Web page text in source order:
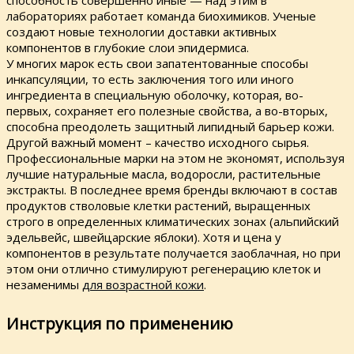
лабораториях работает команда биохимиков. Ученые
создают новые технологии доставки активных
компонентов в глубокие слои эпидермиса.
У многих марок есть свои запатентованные способы
инкапсуляции, то есть заключения того или иного
ингредиента в специальную оболочку, которая, во-
первых, сохраняет его полезные свойства, а во-вторых,
способна преодолеть защитный липидный барьер кожи.
Другой важный момент – качество исходного сырья.
Профессиональные марки на этом не экономят, используя
лучшие натуральные масла, водоросли, растительные
экстракты. В последнее время бренды включают в состав
продуктов стволовые клетки растений, выращенных
строго в определенных климатических зонах (альпийский
эдельвейс, швейцарские яблоки). Хотя и цена у
компонентов в результате получается заоблачная, но при
этом они отлично стимулируют регенерацию клеток и
незаменимы для возрастной кожи.
Инструкция по применению